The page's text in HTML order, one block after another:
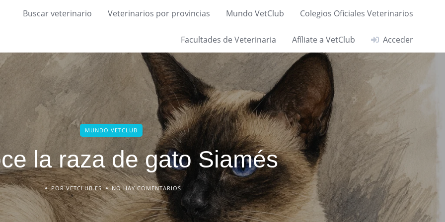
Buscar veterinario Veterinarios por provincias Mundo VetClub Colegios Oficiales Veterinarios
Facultades de Veterinaria Afíliate a VetClub Acceder
MUNDO VETCLUB
la raza de gato Siamés
POR VETCLUB.ES NO HAY COMENTARIOS